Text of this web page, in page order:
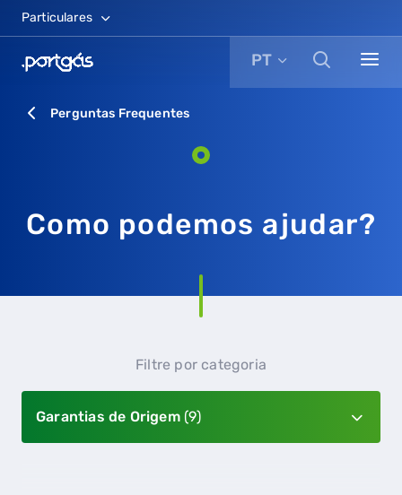
Particulares
PT
Perguntas Frequentes
Como podemos ajudar?
Garantias de Origem (9)
Filtre por categoria